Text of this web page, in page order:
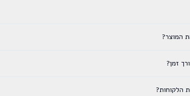
המוצר?
זמן?
הלקוחות?